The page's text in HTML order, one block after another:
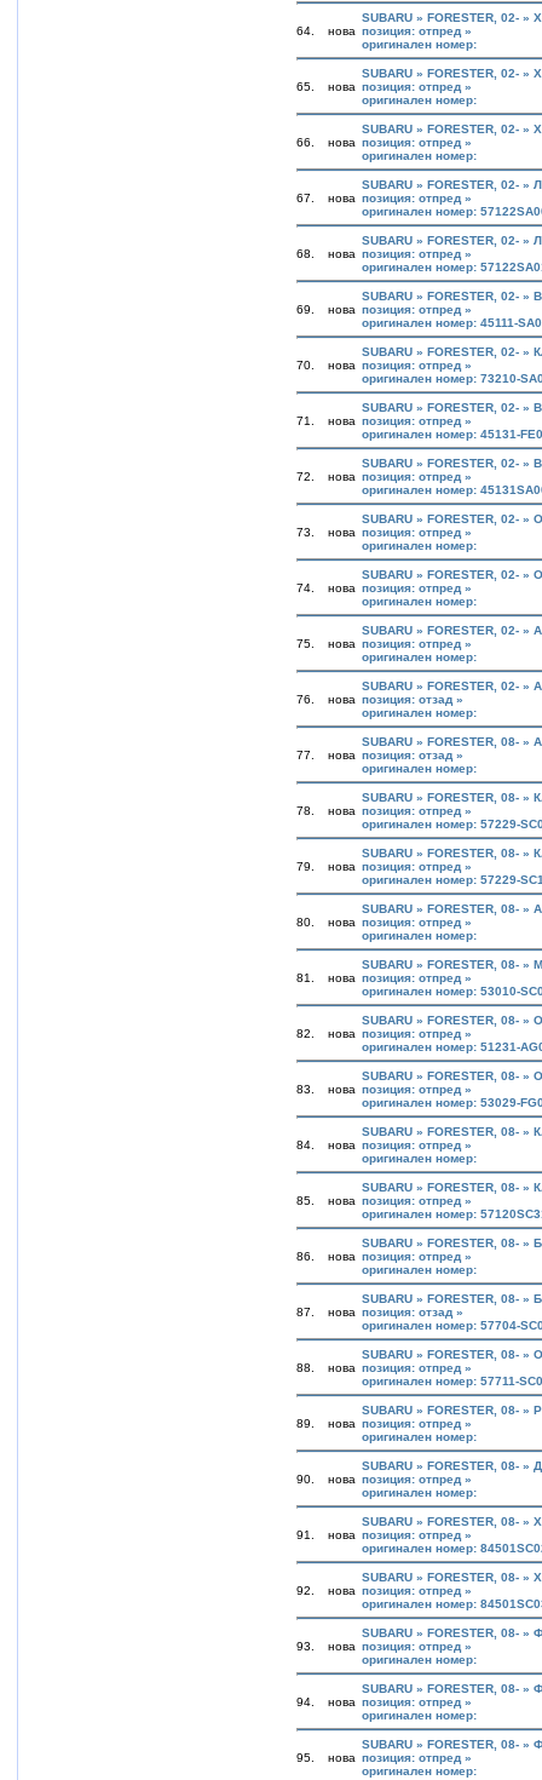
64. нова
SUBARU » FORESTER, 02-
позиция: отпред »
оригинален номер:
65. нова
SUBARU » FORESTER, 02-
позиция: отпред »
оригинален номер:
66. нова
SUBARU » FORESTER, 02-
позиция: отпред »
оригинален номер:
67. нова
SUBARU » FORESTER, 02- »
позиция: отпред »
оригинален номер:
68. нова
SUBARU » FORESTER, 02- »
позиция: отпред »
оригинален номер:
69. нова
SUBARU » FORESTER, 02-
позиция: отпред »
оригинален номер: 45111-
70. нова
SUBARU » FORESTER, 02-
позиция: отпред »
оригинален номер: 73210-
71. нова
SUBARU » FORESTER, 02-
позиция: отпред »
оригинален номер: 45131-
72. нова
SUBARU » FORESTER, 02-
позиция: отпред »
оригинален номер:
73. нова
SUBARU » FORESTER, 02-
позиция: отпред »
оригинален номер:
74. нова
SUBARU » FORESTER, 02-
позиция: отпред »
оригинален номер:
75. нова
SUBARU » FORESTER, 02-
позиция: отпред »
оригинален номер:
76. нова
SUBARU » FORESTER, 02-
позиция: отзад »
оригинален номер:
77. нова
SUBARU » FORESTER, 08-
позиция: отзад »
оригинален номер:
78. нова
SUBARU » FORESTER, 08- »
позиция: отпред »
оригинален номер: 57229-
79. нова
SUBARU » FORESTER, 08- »
позиция: отпред »
оригинален номер: 57229-
80. нова
SUBARU » FORESTER, 08-
позиция: отпред »
оригинален номер:
81. нова
SUBARU » FORESTER, 08- »
позиция: отпред »
оригинален номер: 53010-
82. нова
SUBARU » FORESTER, 08-
позиция: отпред »
оригинален номер: 51231-
83. нова
SUBARU » FORESTER, 08-
позиция: отпред »
оригинален номер: 53029-
84. нова
SUBARU » FORESTER, 08- »
позиция: отпред »
оригинален номер:
85. нова
SUBARU » FORESTER, 08- »
позиция: отпред »
оригинален номер:
86. нова
SUBARU » FORESTER, 08- »
позиция: отпред »
оригинален номер:
87. нова
SUBARU » FORESTER, 08- »
позиция: отзад »
оригинален номер: 57704-
88. нова
SUBARU » FORESTER, 08-
позиция: отпред »
оригинален номер: 57711-
89. нова
SUBARU » FORESTER, 08-
позиция: отпред »
оригинален номер:
90. нова
SUBARU » FORESTER, 08- »
позиция: отпред »
оригинален номер:
91. нова
SUBARU » FORESTER, 08-
позиция: отпред »
оригинален номер:
92. нова
SUBARU » FORESTER, 08-
позиция: отпред »
оригинален номер:
93. нова
SUBARU » FORESTER, 08-
позиция: отпред »
оригинален номер:
94. нова
SUBARU » FORESTER, 08-
позиция: отпред »
оригинален номер:
95. нова
SUBARU » FORESTER, 08-
позиция: отпред »
оригинален номер: